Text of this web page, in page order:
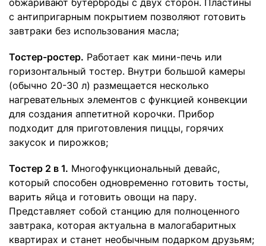
обжаривают бутерброды с двух сторон. Пластины
с антипригарным покрытием позволяют готовить
завтраки без использования масла;
Тостер-ростер. Работает как мини-печь или
горизонтальный тостер. Внутри большой камеры
(обычно 20-30 л) размещается несколько
нагревательных элементов с функцией конвекции
для создания аппетитной корочки. Прибор
подходит для приготовления пиццы, горячих
закусок и пирожков;
Тостер 2 в 1. Многофункциональный девайс,
который способен одновременно готовить тосты,
варить яйца и готовить овощи на пару.
Представляет собой станцию для полноценного
завтрака, которая актуальна в малогабаритных
квартирах и станет необычным подарком друзьям;